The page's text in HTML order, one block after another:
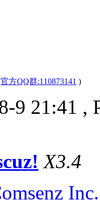
官方QQ群:110873141 )
9 21:41 ,
X3.4
Inc.